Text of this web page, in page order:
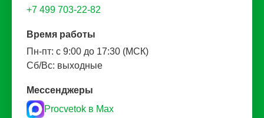
+7 499 703-22-82
Время работы
Пн-пт: с 9:00 до 17:30 (МСК)
Сб/Вс: выходные
Мессенджеры
Procvetok в Max